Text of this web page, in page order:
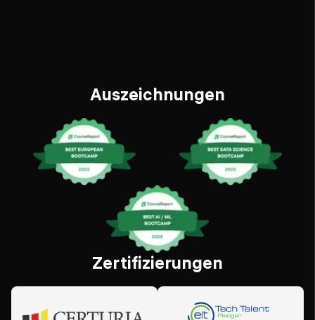
Auszeichnungen
Zertifizierungen